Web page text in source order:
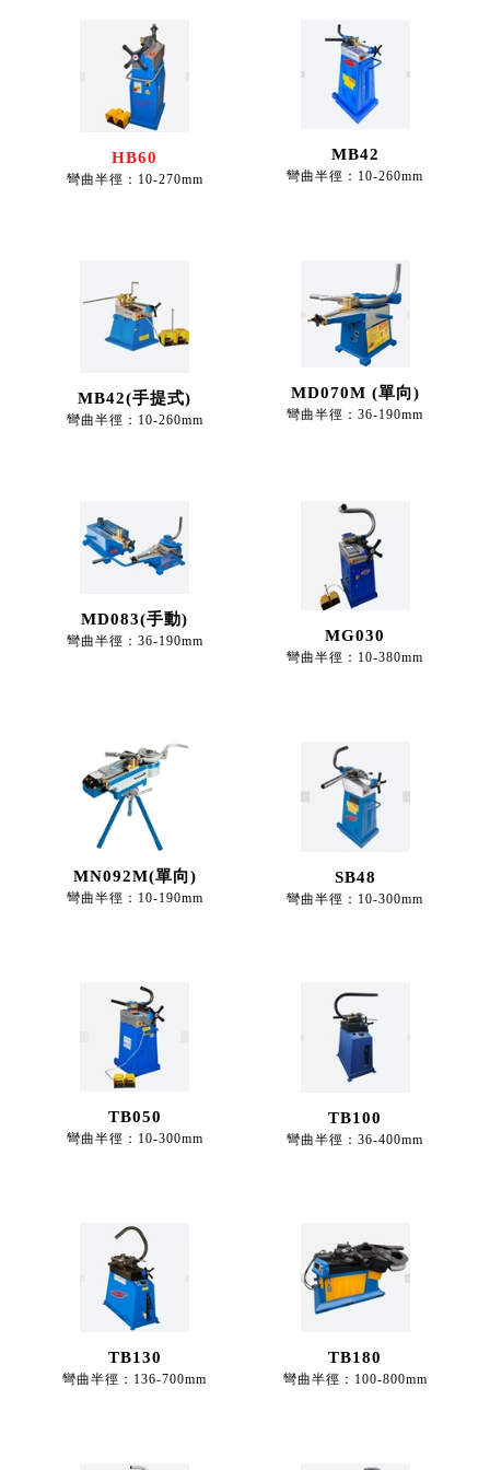
HB60
彎曲半徑：10-270mm
MB42
彎曲半徑：10-260mm
MB42(手提式)
彎曲半徑：10-260mm
MD070M (單向)
彎曲半徑：36-190mm
MD083(手動)
彎曲半徑：36-190mm MG030
彎曲半徑：10-380mm
MN092M(單向)
彎曲半徑：10-190mm
SB48
彎曲半徑：10-300mm
TB050
彎曲半徑：10-300mm
TB100
彎曲半徑：36-400mm
TB130
彎曲半徑：136-700mm
TB180
彎曲半徑：100-800mm